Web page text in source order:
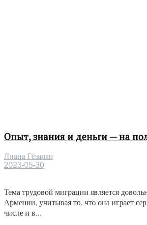
Опыт, знания и деньги — на
Лиана Гёзалян
2023-05-30
Тема трудовой миграции является
Армении, учитывая то, что она играет
числе и в...